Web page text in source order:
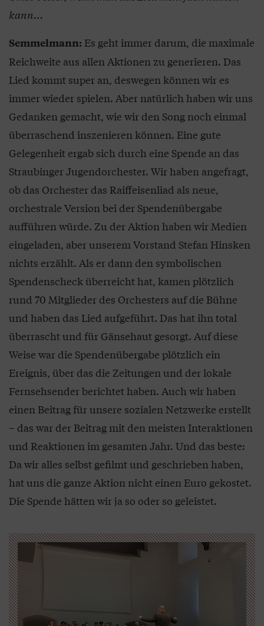
kann…
Semmelmann: Es geht immer darum, die maximale
Reichweite aus allen Aktionen zu generieren. Das
Lied kommt super an, deswegen können wir es
immer wieder spielen. Aber natürlich haben wir uns
Gedanken gemacht, wie wir den Song noch einmal
überraschend inszenieren können. Eine gute
Gelegenheit ergab sich durch eine Spende an das
Straubinger Jugendorchester. Wir haben angefragt,
ob das Orchester das Raiffeisenliad als neue,
orchestrale Version bei der Spendenübergabe
aufführen würde. Zu der Aktion haben wir Medien
eingeladen, aber unserem Vorstand Stefan Hinsken
nichts erzählt. Als er dann den symbolischen
Spendenscheck überreicht hat, kamen plötzlich
rund 70 Mitglieder des Orchesters auf die Bühne
und haben das Lied aufgeführt. Das hat ihn total
überrascht und für Gänsehaut gesorgt. Auf diese
Weise war die Spendenübergabe plötzlich ein
Ereignis, über das die Zeitungen und der lokale
Fernsehsender berichtet haben. Auch wir haben
einen Beitrag für unsere sozialen Netzwerke erstellt
– das war der Beitrag mit den meisten Interaktionen
und Reaktionen im gesamten Jahr. Und das beste:
Da wir alles selbst gefilmt und geschrieben haben,
hat uns die ganze Aktion nicht einen Euro gekostet.
Die Spende hätten wir ja so oder so geleistet.